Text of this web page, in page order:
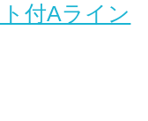
付Aライン